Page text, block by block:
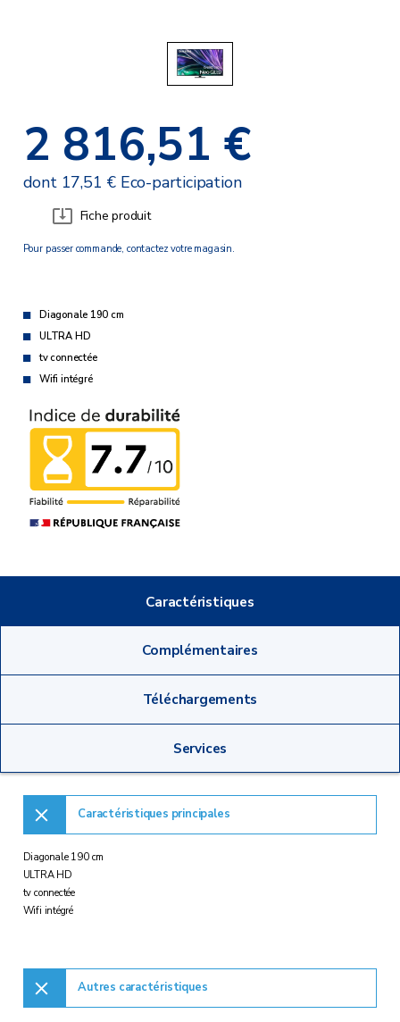
2 816,51 €
dont 17,51 € Eco-participation
Fiche produit
Pour passer commande, contactez votre magasin.
Diagonale 190 cm
ULTRA HD
tv connectée
Wifi intégré
Caractéristiques
Complémentaires
Téléchargements
Services
Caractéristiques principales
Diagonale 190 cm
ULTRA HD
tv connectée
Wifi intégré
Autres caractéristiques